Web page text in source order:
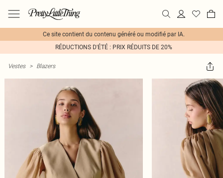
Ce site contient du contenu généré ou modifié par IA.
RÉDUCTIONS D'ÉTÉ : PRIX RÉDUITS DE 20%
Vestes > Blazers